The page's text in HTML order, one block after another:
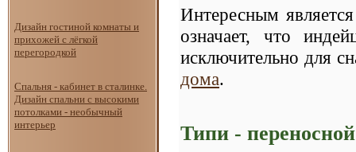
Дизайн гостиной комнаты и
прихожей с лёгкой
перегородкой
Спальня - кабинет в сталинке.
Дизайн спальни с высокими
потолками - необычный
интерьер
Интересным
означает, что
исключительно для
дома.
Типи -